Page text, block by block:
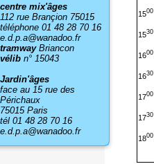
1500
1530
1600
1630
1700
1730
1800
centre mix'âges
112 rue Brançion 75015
téléphone 01 48 28 70 16
e.d.p.a@wanadoo.fr
tramwayBriancon
vélib n° 15043
Jardin'âges
face au 15 rue des
Périchaux
75015 Paris
tél 01 48 28 70 16
e.d.p.a@wanadoo.fr